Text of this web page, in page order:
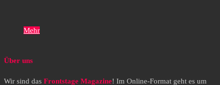
Mehr
Über uns
Wir sind das Frontstage Magazine! Im Online-Format geht es um